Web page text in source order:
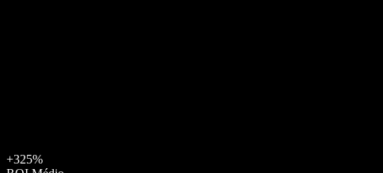
+325%